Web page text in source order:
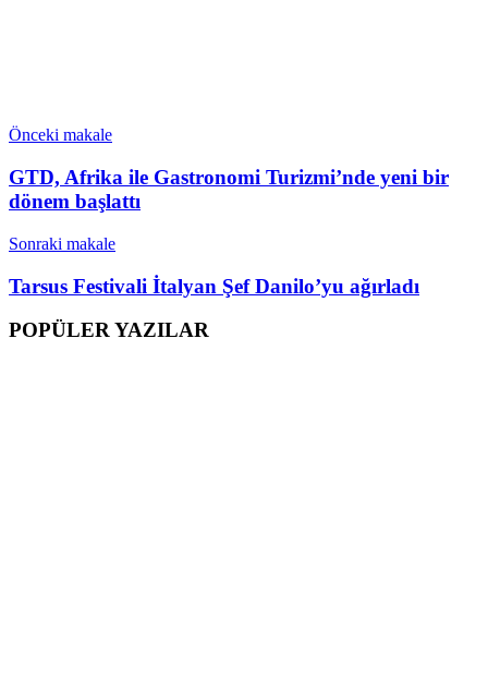
Önceki makale
GTD, Afrika ile Gastronomi Turizmi’nde yeni bir
dönem başlattı
Sonraki makale
Tarsus Festivali İtalyan Şef Danilo’yu ağırladı
POPÜLER YAZILAR